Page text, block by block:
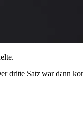
dritte Satz war dann